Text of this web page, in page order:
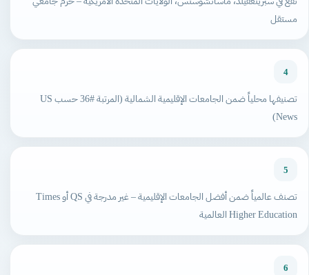
مستقل
4
تصنيفها محلياً ضمن الجامعات الإقليمية الشمالية (المرتبة #36 حسب US
News)
5
تصنف عالمياً ضمن أفضل الجامعات الإقليمية – غير مدرجة في QS أو Times
Higher Education العالمية
6